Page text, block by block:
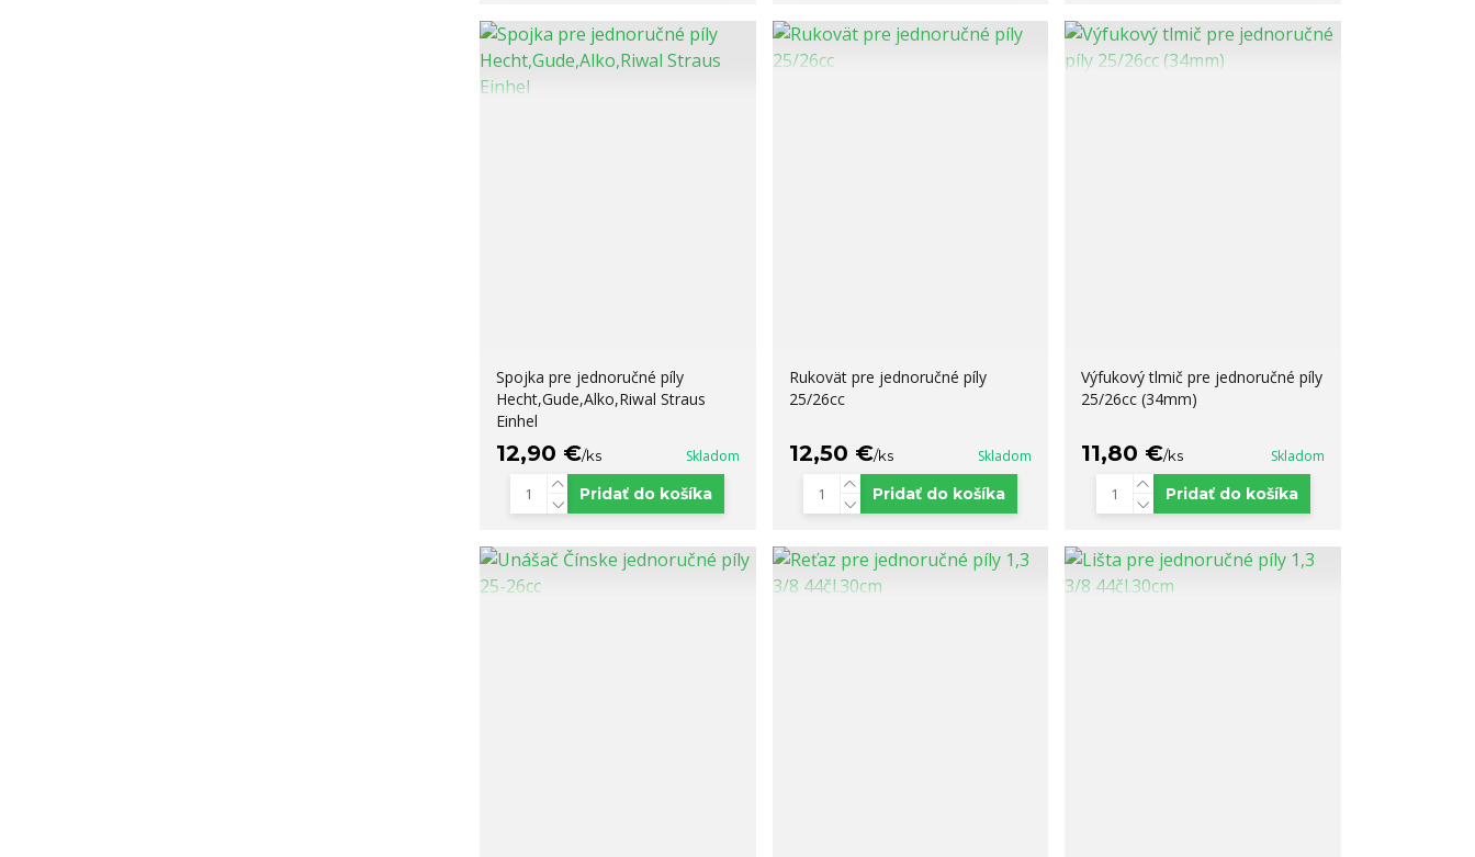
Spojka pre jednoručné píly
Hecht,Gude,Alko,Riwal Straus
Einhel
12,90 €/ks Skladom
Pridať do košíka
Rukovät pre jednoručné píly
25/26cc
12,50 €/ks Skladom
Pridať do košíka
Výfukový tlmič pre jednoručné píly
25/26cc (34mm)
11,80 €/ks Skladom
Pridať do košíka